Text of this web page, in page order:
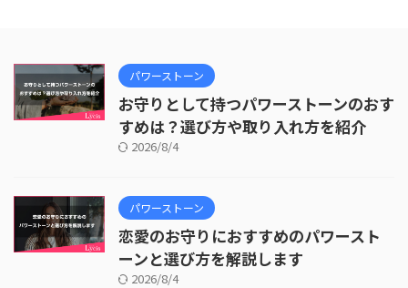
パワーストーン
お守りとして持つパワーストーンのおす
すめは？選び方や取り入れ方を紹介
2026/8/4
パワーストーン
恋愛のお守りにおすすめのパワースト
ーンと選び方を解説します
2026/8/4